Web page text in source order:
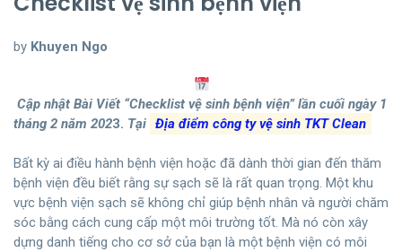
by Khuyen Ngo
Cập nhật Bài Viết “Checklist vệ sinh bệnh viện” lần cuối ngày 1
tháng 2 năm 2023. Tại Địa điểm công ty vệ sinh TKT Clean
Bất kỳ ai điều hành bệnh viện hoặc đã dành thời gian đến thăm
bệnh viện đều biết rằng sự sạch sẽ là rất quan trọng. Một khu
vực bệnh viện sạch sẽ không chỉ giúp bệnh nhân và người chăm
sóc bằng cách cung cấp một môi trường tốt. Mà nó còn xây
dựng danh tiếng cho cơ sở của bạn là một bệnh viện có môi